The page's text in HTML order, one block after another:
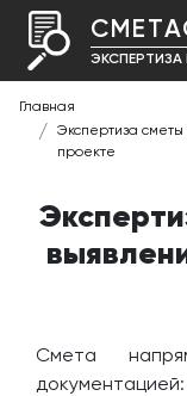
ЭКСПЕРТИЗА
Главная
Экспертиза сметы
проекте
Смета